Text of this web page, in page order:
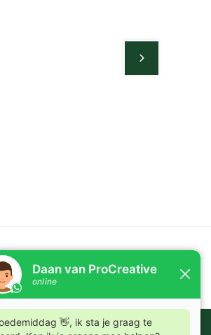
Kennis in producten